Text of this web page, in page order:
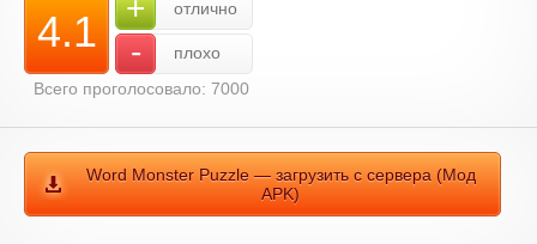
4.1 + отлично
-
плохо
Всего проголосовало: 7000
Word Monster Puzzle — загрузить с сервера (Мод
APK)